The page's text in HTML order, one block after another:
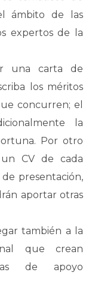
ámbito de las
expertos de la
una carta de
los méritos
concurren; el
la
Por otro
un CV de cada
presentación,
aportar otras
también a la
que crean
de apoyo